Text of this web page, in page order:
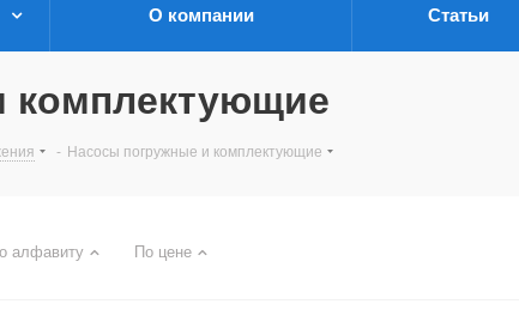
О компании Статьи
комплектующие
- Насосы погружные и комплектующие
алфавиту По цене